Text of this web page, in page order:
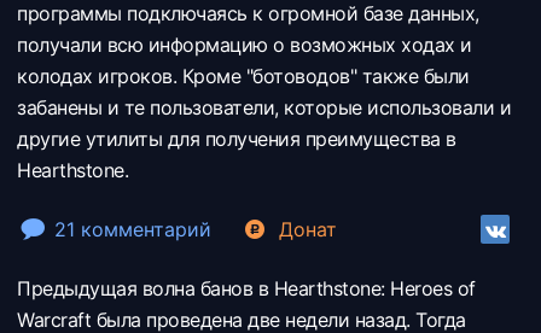
программы подключаясь к огромной базе данных,
получали всю информацию о возможных ходах и
колодах игроков. Кроме "ботоводов" также были
забанены и те пользователи, которые использовали и
другие утилиты для получения преимущества в
Hearthstone.
21 комментарий Донат
Предыдущая волна банов в Hearthstone: Heroes of
Warcraft была проведена две недели назад. Тогда